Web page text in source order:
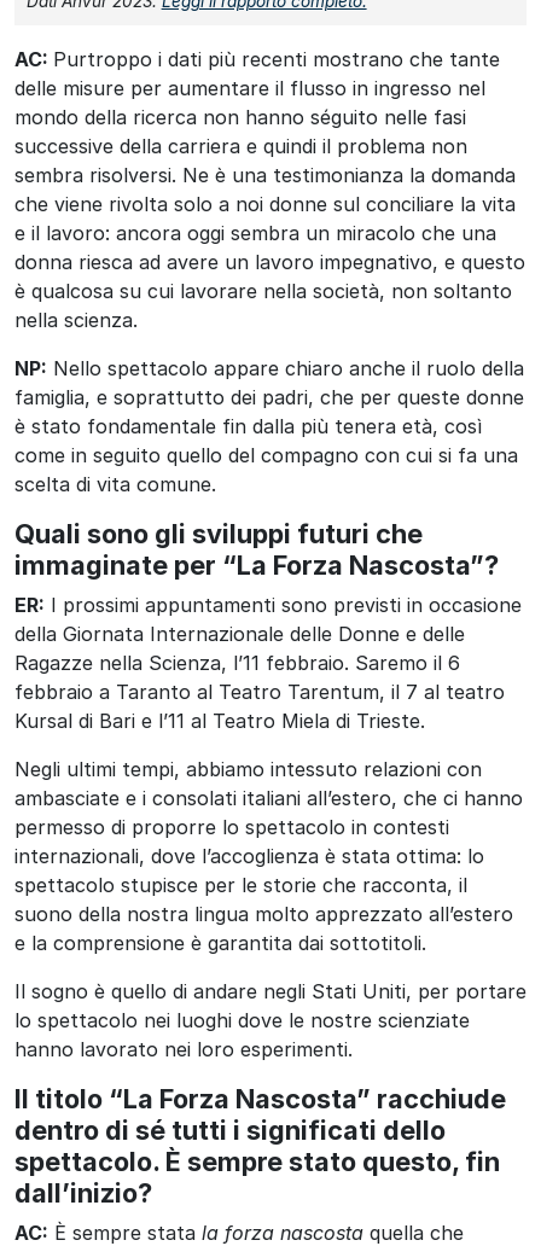
AC: Purtroppo i dati più recenti mostrano che tante
delle misure per aumentare il flusso in ingresso nel
mondo della ricerca non hanno séguito nelle fasi
successive della carriera e quindi il problema non
sembra risolversi. Ne è una testimonianza la domanda
che viene rivolta solo a noi donne sul conciliare la vita
e il lavoro: ancora oggi sembra un miracolo che una
donna riesca ad avere un lavoro impegnativo, e questo
è qualcosa su cui lavorare nella società, non soltanto
nella scienza.
NP: Nello spettacolo appare chiaro anche il ruolo della
famiglia, e soprattutto dei padri, che per queste donne
è stato fondamentale fin dalla più tenera età, così
come in seguito quello del compagno con cui si fa una
scelta di vita comune.
Quali sono gli sviluppi futuri che
immaginate per “La Forza Nascosta”?
ER: I prossimi appuntamenti sono previsti in occasione
della Giornata Internazionale delle Donne e delle
Ragazze nella Scienza, l’11 febbraio. Saremo il 6
febbraio a Taranto al Teatro Tarentum, il 7 al teatro
Kursal di Bari e l’11 al Teatro Miela di Trieste.
Negli ultimi tempi, abbiamo intessuto relazioni con
ambasciate e i consolati italiani all’estero, che ci hanno
permesso di proporre lo spettacolo in contesti
internazionali, dove l’accoglienza è stata ottima: lo
spettacolo stupisce per le storie che racconta, il
suono della nostra lingua molto apprezzato all’estero
e la comprensione è garantita dai sottotitoli.
Il sogno è quello di andare negli Stati Uniti, per portare
lo spettacolo nei luoghi dove le nostre scienziate
hanno lavorato nei loro esperimenti.
Il titolo “La Forza Nascosta” racchiude
dentro di sé tutti i significati dello
spettacolo. È sempre stato questo, fin
dall’inizio?
AC: È sempre stata la forza nascosta quella che